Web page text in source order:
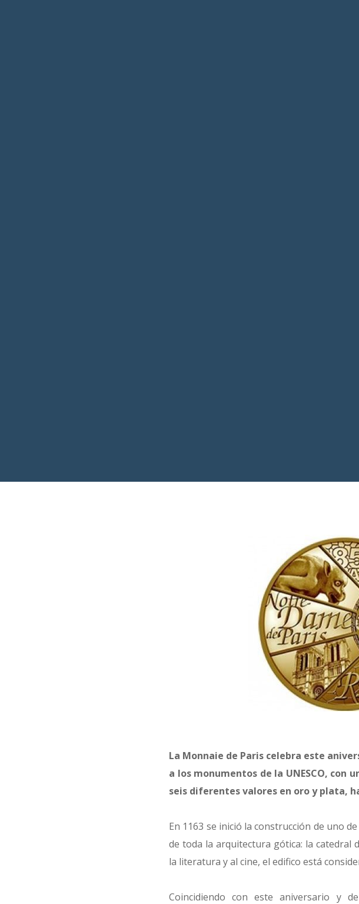
La Monnaie de Paris celebra este
a los monumentos de la UNESCO, con
seis diferentes valores en oro y plata,
En 1163 se inició la construcción de uno
de toda la arquitectura gótica: la catedral
la literatura y al cine, el edifico está
Coincidiendo con este aniversario y